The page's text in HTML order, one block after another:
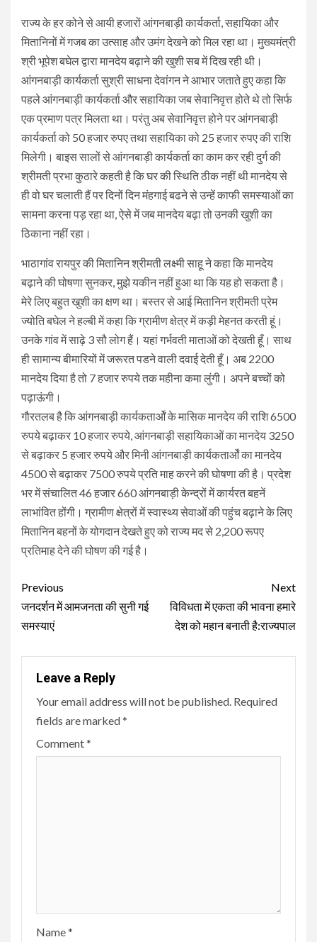
राज्य के हर कोने से आयी हजारों आंगनबाड़ी कार्यकर्ता, सहायिका और
मितानिनों में गजब का उत्साह और उमंग देखने को मिल रहा था। मुख्यमंत्री
श्री भूपेश बघेल द्वारा मानदेय बढ़ाने की खुशी सब में दिख रही थी।
आंगनबाड़ी कार्यकर्ता सुश्री साधना देवांगन ने आभार जताते हुए कहा कि
पहले आंगनबाड़ी कार्यकर्ता और सहायिका जब सेवानिवृत्त होते थे तो सिर्फ
एक प्रमाण पत्र मिलता था। परंतु अब सेवानिवृत्त होने पर आंगनबाड़ी
कार्यकर्ता को 50 हजार रुपए तथा सहायिका को 25 हजार रुपए की राशि
मिलेगी। बाइस सालों से आंगनबाड़ी कार्यकर्ता का काम कर रही दुर्ग की
श्रीमती प्रभा कुठारे कहती है कि घर की स्थिति ठीक नहीं थी मानदेय से
ही वो घर चलाती हैं पर दिनों दिन मंहगाई बढने से उन्हें काफी समस्याओं का
सामना करना पड़ रहा था, ऐसे में जब मानदेय बढ़ा तो उनकी खुशी का
ठिकाना नहीं रहा।
भाठागांव रायपुर की मितानिन श्रीमती लक्ष्मी साहू ने कहा कि मानदेय
बढ़ाने की घोषणा सुनकर, मुझे यकीन नहीं हुआ था कि यह हो सकता है।
मेरे लिए बहुत खुशी का क्षण था। बस्तर से आई मितानिन श्रीमती प्रेम
ज्योति बघेल ने हल्बी में कहा कि ग्रामीण क्षेत्र में कड़ी मेहनत करती हूं।
उनके गांव में साढ़े 3 सौ लोग हैं। यहां गर्भवती माताओं को देखती हूँ। साथ
ही सामान्य बीमारियों में जरूरत पडने वाली दवाई देती हूँ। अब 2200
मानदेय दिया है तो 7 हजार रुपये तक महीना कमा लुंगी। अपने बच्चों को
पढ़ाऊंगी।
गौरतलब है कि आंगनबाड़ी कार्यकतार्ओं के मासिक मानदेय की राशि 6500
रुपये बढ़ाकर 10 हजार रुपये, आंगनबाड़ी सहायिकाओं का मानदेय 3250
से बढ़ाकर 5 हजार रुपये और मिनी आंगनबाड़ी कार्यकतार्ओं का मानदेय
4500 से बढ़ाकर 7500 रुपये प्रति माह करने की घोषणा की है। प्रदेश
भर में संचालित 46 हजार 660 आंगनबाड़ी केन्द्रों में कार्यरत बहनें
लाभांवित होंगी। ग्रामीण क्षेत्रों में स्वास्थ्य सेवाओं की पहुंच बढ़ाने के लिए
मितानिन बहनों के योगदान देखते हुए को राज्य मद से 2,200 रूपए
प्रतिमाह देने की घोषण की गई है।
Continue
Reading
Previous
जनदर्शन में आमजनता की सुनी गई
समस्याएं
Next
विविधता में एकता की भावना हमारे
देश को महान बनाती है:राज्यपाल
Leave a Reply
Your email address will not be published. Required
fields are marked*
Comment*
Name*